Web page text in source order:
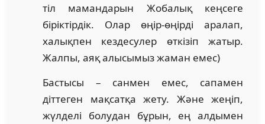
тіл мамандарын Жобалық кеңсеге
біріктірдік. Олар өңір-өңірді аралап,
халықпен кездесулер өткізіп жатыр.
Жалпы, аяқ алысымыз жаман емес)
Бастысы – санмен емес, сапамен
діттеген мақсатқа жету. Және жеңіп,
жүлделі болудан бұрын, ең алдымен